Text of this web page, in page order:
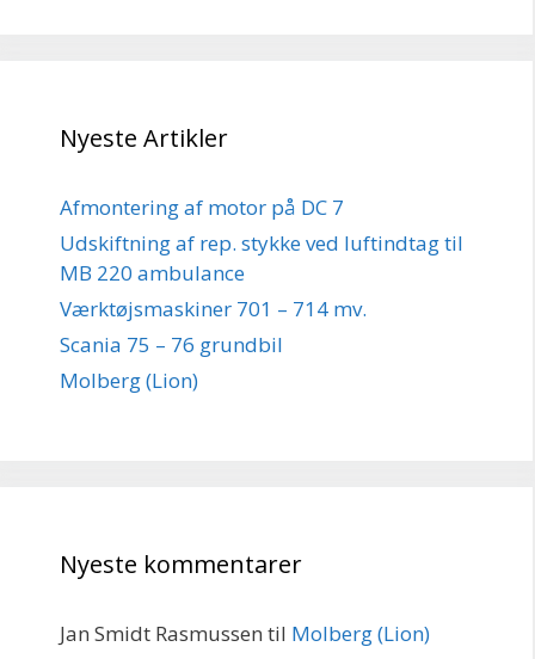
Nyeste Artikler
Afmontering af motor på DC 7
Udskiftning af rep. stykke ved luftindtag til
MB 220 ambulance
Værktøjsmaskiner 701 – 714 mv.
Scania 75 – 76 grundbil
Molberg (Lion)
Nyeste kommentarer
Jan Smidt Rasmussen til Molberg (Lion)